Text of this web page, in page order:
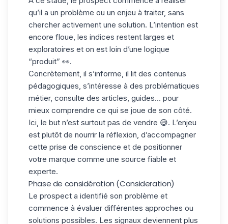
qu’il a un problème ou un enjeu à traiter, sans
chercher activement une solution. L’intention est
encore floue, les indices restent larges et
exploratoires et on est loin d’une logique
“produit” 👀.
Concrètement, il s’informe, il lit des contenus
pédagogiques, s’intéresse à des problématiques
métier, consulte des articles, guides… pour
mieux comprendre ce qui se joue de son côté.
Ici, le but n’est surtout pas de vendre 😅. L’enjeu
est plutôt de nourrir la réflexion, d’accompagner
cette prise de conscience et de positionner
votre marque comme une source fiable et
experte.
Phase de considération (Consideration)
Le prospect a identifié son problème et
commence à évaluer différentes approches ou
solutions possibles. Les signaux deviennent plus